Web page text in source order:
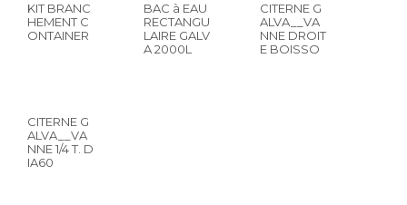
KIT BRANC
HEMENT C
ONTAINER
BAC à EAU
RECTANGU
LAIRE GALV
A 2000L
CITERNE G
ALVA__VA
NNE DROIT
E BOISSO
CITERNE G
ALVA__VA
NNE 1/4 T. D
IA60